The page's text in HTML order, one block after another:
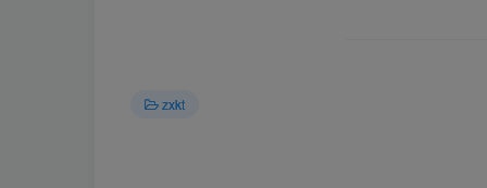
zxkt